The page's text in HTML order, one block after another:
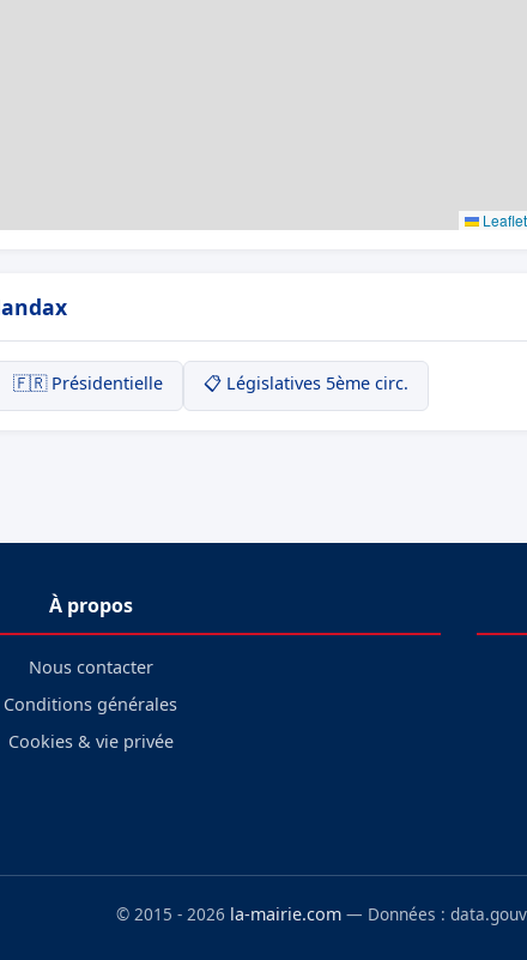
Leaflet
🇫🇷 Présidentielle 📋 Législatives 5ème circ.
À propos
Nous contacter
Conditions générales
Cookies & vie privée
© 2015 - 2026 la-mairie.com — Données :